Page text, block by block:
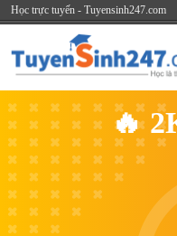
Học trực tuyến - Tuyensinh247.com
🔥